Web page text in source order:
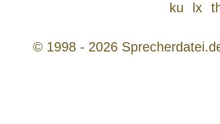
ku
lx
© 1998 - 2026